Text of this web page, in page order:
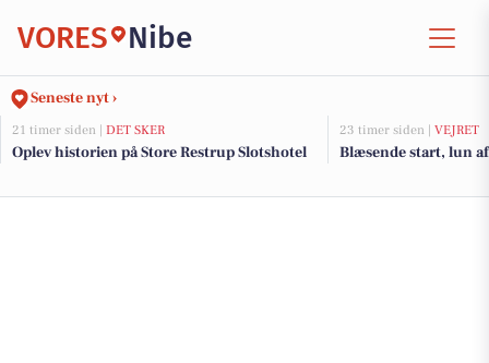
VORES Nibe
Seneste nyt ›
21 timer siden | DET SKER
Oplev historien på Store Restrup Slotshotel
23 timer siden | VEJRET
Blæsende start, lun